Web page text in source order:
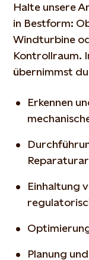
Halte unsere
in Bestform:
Windturbine
Kontrollraum.
übernimmst
Erkennen
Einhaltung
Planung